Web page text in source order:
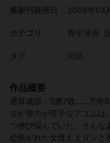
2009年04
青年漫画
完結
作品概要
通算成績・5勝7敗……万年
るが努力が苦手なアユム
つ伸び悩んでいた。そんな
恋焦がれた女性もえタンと